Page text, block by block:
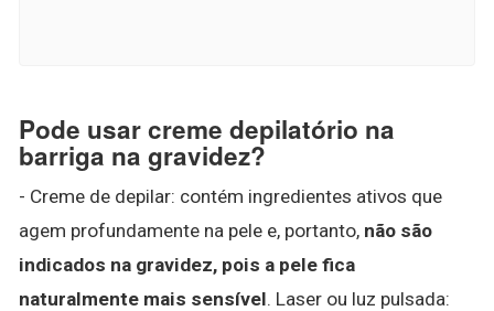
Pode usar creme depilatório na
barriga na gravidez?
- Creme de depilar: contém ingredientes ativos que
agem profundamente na pele e, portanto, não são
indicados na gravidez, pois a pele fica
naturalmente mais sensível. Laser ou luz pulsada: